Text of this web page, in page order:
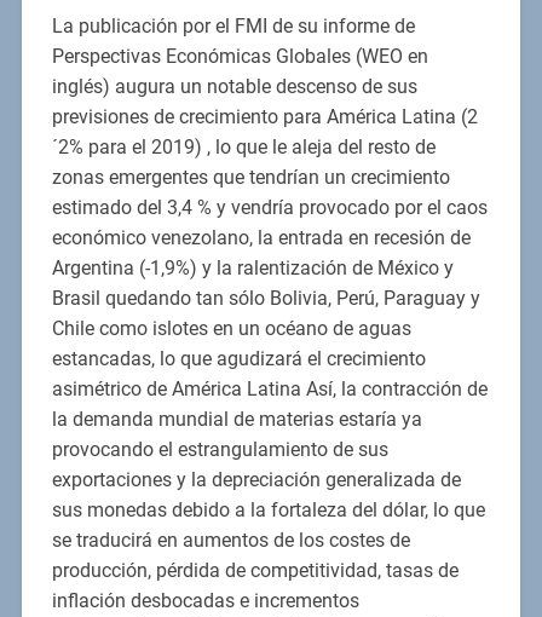
La publicación por el FMI de su informe de
Perspectivas Económicas Globales (WEO en
inglés) augura un notable descenso de sus
previsiones de crecimiento para América Latina (2
´2% para el 2019) , lo que le aleja del resto de
zonas emergentes que tendrían un crecimiento
estimado del 3,4 % y vendría provocado por el caos
económico venezolano, la entrada en recesión de
Argentina (-1,9%) y la ralentización de México y
Brasil quedando tan sólo Bolivia, Perú, Paraguay y
Chile como islotes en un océano de aguas
estancadas, lo que agudizará el crecimiento
asimétrico de América Latina Así, la contracción de
la demanda mundial de materias estaría ya
provocando el estrangulamiento de sus
exportaciones y la depreciación generalizada de
sus monedas debido a la fortaleza del dólar, lo que
se traducirá en aumentos de los costes de
producción, pérdida de competitividad, tasas de
inflación desbocadas e incrementos